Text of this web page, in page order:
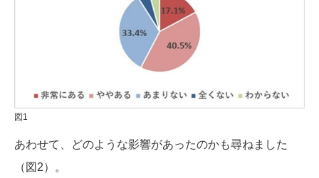
図1
あわせて、どのような影響があったのかも尋ねました
（図2）。